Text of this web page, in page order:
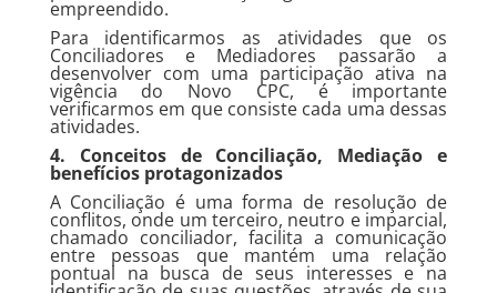
empreendido.
Para identificarmos as atividades que os
Conciliadores e Mediadores passarão a
desenvolver com uma participação ativa na
vigência do Novo CPC, é importante
verificarmos em que consiste cada uma dessas
atividades.
4. Conceitos de Conciliação, Mediação e
benefícios protagonizados
A Conciliação é uma forma de resolução de
conflitos, onde um terceiro, neutro e imparcial,
chamado conciliador, facilita a comunicação
entre pessoas que mantém uma relação
pontual na busca de seus interesses e na